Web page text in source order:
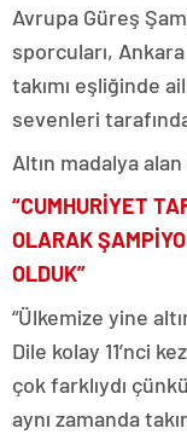
Avrupa Güreş
sporcuları,
takımı eşliğinde
sevenleri
Altın madalya
“CUMHURİYET
OLARAK
OLDUK”
“Ülkemize yine
Dile kolay 11’nci
çok farklıydı
aynı zamanda